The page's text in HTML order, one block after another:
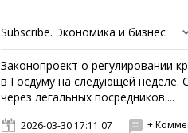
Subscribe. Экономика и бизнес
Законопроект о регулировании
в Госдуму на следующей неделе.
через легальных посредников....
2026-03-30 17:11:07 +